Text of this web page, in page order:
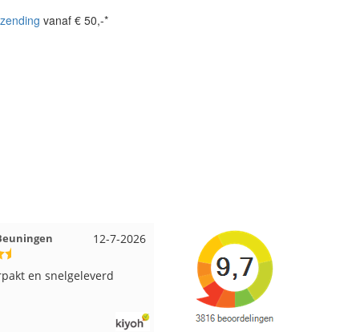
vanaf € 50,-*
11-7-2026
Amsterdam
aan viltwol, mooie
vind is dat alles los
Anja uit Druten
Altijd alles op voorraad en een
supersnelle levering!